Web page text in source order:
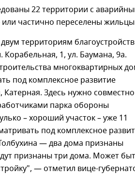
22 территории с
частично переселены
территориям
1, ул. Баумана, 9а.
многоквартирных
под комплексное развитие
Катерная. Здесь нужно совместно
парка обороны
– хороший участок – уже 11
под комплексное
— два дома признаны
признаны три дома. Может
— отметил вице-